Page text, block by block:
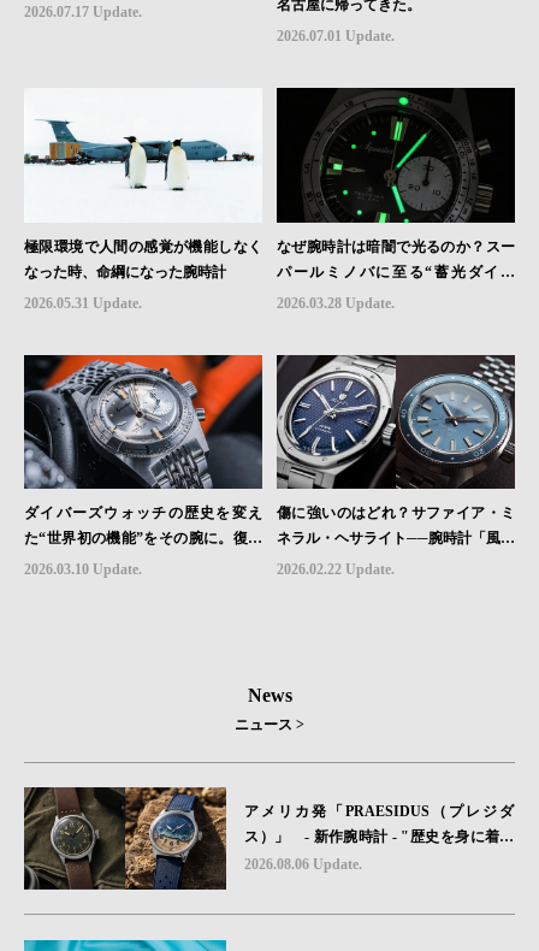
ン"｜Brand Picks #08
2026.07.17 Update.
名古屋に帰ってきた。
2026.07.01 Update.
極限環境で人間の感覚が機能しなく
なった時、命綱になった腕時計
2026.05.31 Update.
なぜ腕時計は暗闇で光るのか？スー
パールミノバに至る“蓄光ダイヤ
ル”の進化と物語
2026.03.28 Update.
ダイバーズウォッチの歴史を変え
た“世界初の機能”をその腕に。復活
を遂げたAquastarの革新｜HMS Bra
2026.03.10 Update.
傷に強いのはどれ？サファイア・ミ
ネラル・ヘサライト──腕時計「風防
素材」の本当の違い
2026.02.22 Update.
News
ニュース >
アメリカ発「PRAESIDUS（プレジダ
ス）」 - 新作腕時計 - "歴史を身に着け
る“ -戦場を駆け抜けたWillys MBのボンネ
砂を文字盤に閉じ込めた「A-11」コレク
2026.08.06 Update.